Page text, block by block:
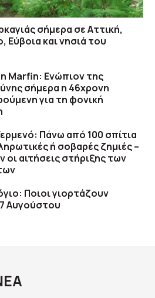
σήμερα σε Αττική,
και νησιά του
Marfin: Ενώπιον της
σήμερα η 46χρονη
για τη φονική
Πάνω από 100 σπίτια
ή σοβαρές ζημιές –
οι αιτήσεις στήριξης των
Ποιοι γιορτάζουν
Αυγούστου